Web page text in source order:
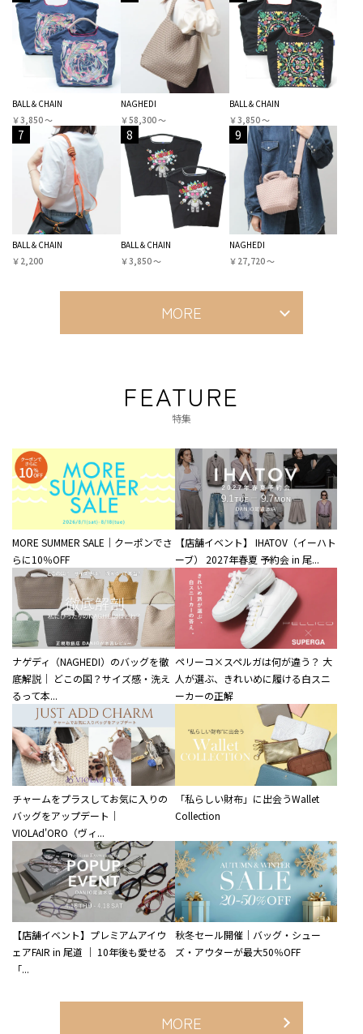
BALL＆CHAIN
￥3,850 〜
NAGHEDI
￥58,300 〜
BALL＆CHAIN
￥3,850 〜
7
BALL＆CHAIN
￥2,200
8
BALL＆CHAIN
￥3,850 〜
9
NAGHEDI
￥27,720 〜
MORE
FEATURE
特集
MORE SUMMER SALE｜クーポンでさ
らに10％OFF
【店舗イベント】 IHATOV（イーハト
ーブ） 2027年春夏 予約会 in 尾...
ナゲディ（NAGHEDI）のバッグを徹
底解説｜ どこの国？サイズ感・洗え
るって本...
ペリーコ×スペルガは何が違う？ 大
人が選ぶ、きれいめに履ける白スニ
ーカーの正解
チャームをプラスしてお気に入りの
バッグをアップデート｜
VIOLAd'ORO（ヴィ...
「私らしい財布」に出会うWallet
Collection
【店舗イベント】プレミアムアイウ
ェアFAIR in 尾道 ｜ 10年後も愛せる
「...
秋冬セール開催｜バッグ・シュー
ズ・アウターが最大50％OFF
MORE